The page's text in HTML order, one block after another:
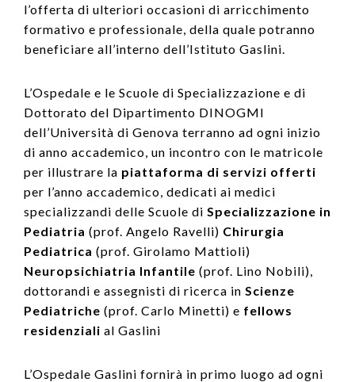
l’offerta di ulteriori occasioni di arricchimento
formativo e professionale, della quale potranno
beneficiare all’interno dell’Istituto Gaslini.
L’Ospedale e le Scuole di Specializzazione e di
Dottorato del Dipartimento DINOGMI
dell’Università di Genova terranno ad ogni inizio
di anno accademico, un incontro con le matricole
per illustrare la piattaforma di servizi offerti
per l’anno accademico, dedicati ai medici
specializzandi delle Scuole di Specializzazione in
Pediatria (prof. Angelo Ravelli) Chirurgia
Pediatrica (prof. Girolamo Mattioli)
Neuropsichiatria Infantile (prof. Lino Nobili),
dottorandi e assegnisti di ricerca in Scienze
Pediatriche (prof. Carlo Minetti) e fellows
residenziali al Gaslini
L’Ospedale Gaslini fornirà in primo luogo ad ogni